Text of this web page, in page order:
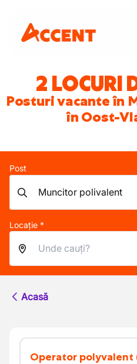
2 LOCURI
Posturi vacante în
în Oost-
Post
Locație *
Acasă
Operator polyvalent